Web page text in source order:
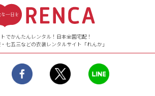
ット）】
無休
メー
曜日、臨
にいただ
でかんたんレンタル！日本全国宅配！
七五三などの衣装レンタルサイト「れんか」